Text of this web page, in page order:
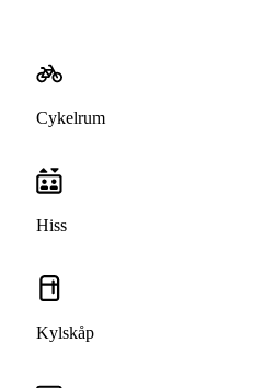
Cykelrum
Hiss
Kylskåp